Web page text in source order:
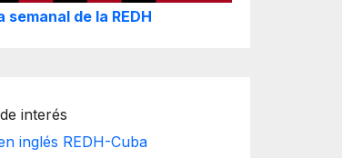
semanal de la REDH
interés
inglés REDH-Cuba